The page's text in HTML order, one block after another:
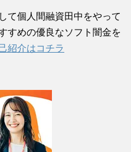
て個人間融資田中をやって
すめの優良なソフト闇金を
紹介はコチラ